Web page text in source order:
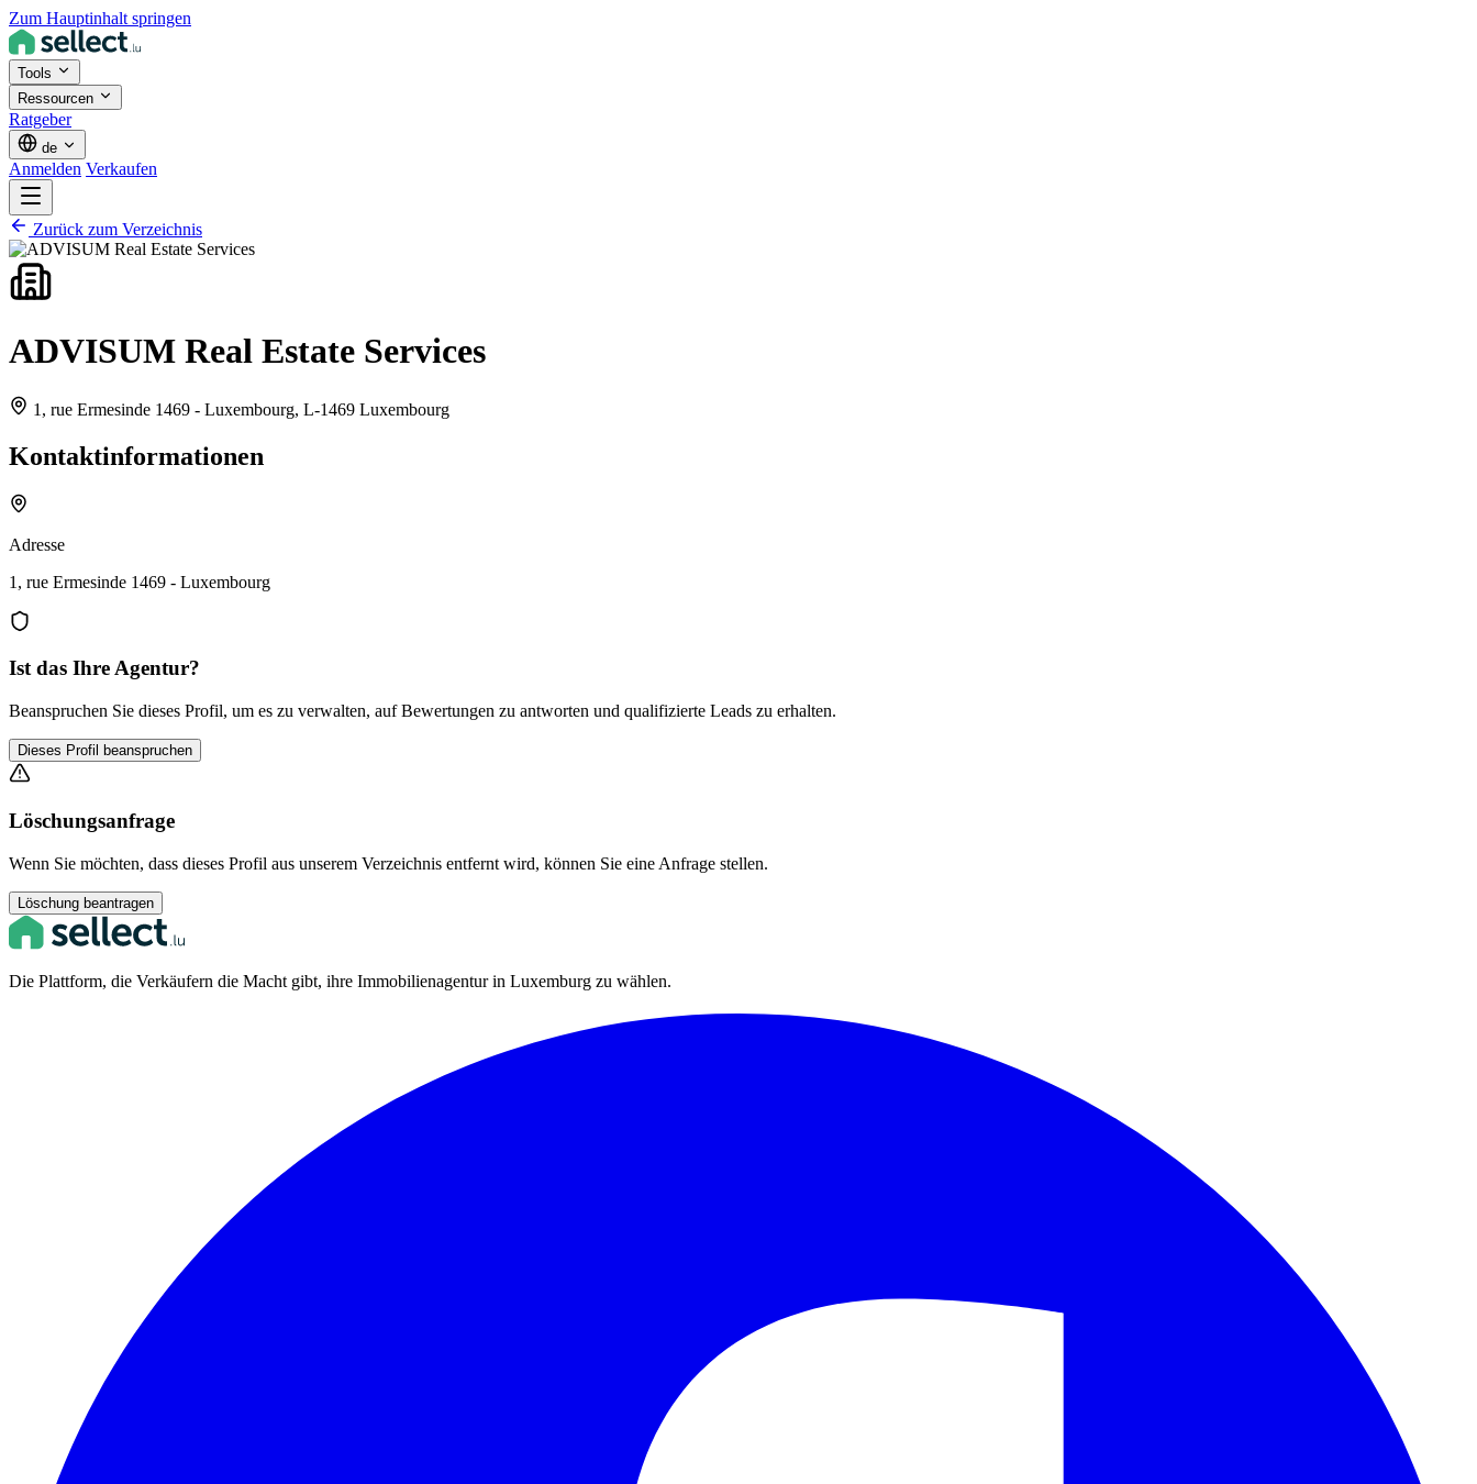
Zum Hauptinhalt springen
Tools
Ressourcen
Ratgeber
de
Anmelden Verkaufen
Zurück zum Verzeichnis
ADVISUM Real Estate Services
1, rue Ermesinde 1469 - Luxembourg, L-1469 Luxembourg
Kontaktinformationen
Adresse
1, rue Ermesinde 1469 - Luxembourg
Ist das Ihre Agentur?
Beanspruchen Sie dieses Profil, um es zu verwalten, auf Bewertungen zu antworten und qualifizierte Leads zu erhalten.
Dieses Profil beanspruchen
Löschungsanfrage
Wenn Sie möchten, dass dieses Profil aus unserem Verzeichnis entfernt wird, können Sie eine Anfrage stellen.
Löschung beantragen
Die Plattform, die Verkäufern die Macht gibt, ihre Immobilienagentur in Luxemburg zu wählen.